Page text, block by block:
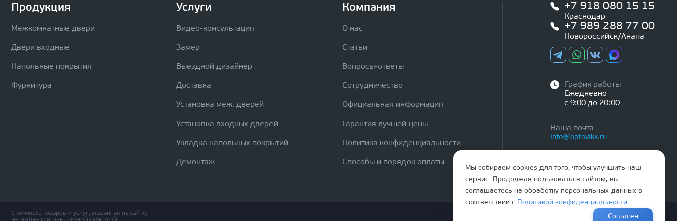
Продукция
Межкомнатные двери
Двери входные
Напольные покрытия
Фурнитура
Услуги
Видео-консультация
Замер
Выездной дизайнер
Доставка
Установка меж. дверей
Установка входных дверей
Укладка напольных покрытий
Демонтаж
Компания
О нас
Статьи
Вопросы-ответы
Сотрудничество
Официальная информация
Гарантия лучшей цены
Политика конфиденциальности
Способы и порядок оплаты
+7 918 080 15 15
Краснодар
+7 989 288 77 00
Новороссийск/Анапа
График работы
Ежедневно
с 9:00 до 20:00
Наша почта
info@optovikk.ru
Стоимость товаров и услуг, указанная на сайте,
Правила эксплутации входных и межкомнатных дверей
Мы собираем cookies для того, чтобы улучшить наш
сервис. Продолжая пользоваться сайтом, вы
соглашаетесь на обработку персональных данных в
соответствии с
Политикой конфиденциальности.
Согласен